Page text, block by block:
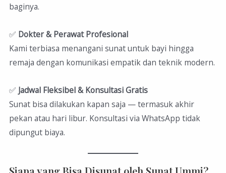
baginya.
✅ Dokter & Perawat Profesional
Kami terbiasa menangani sunat untuk bayi hingga
remaja dengan komunikasi empatik dan teknik modern.
✅ Jadwal Fleksibel & Konsultasi Gratis
Sunat bisa dilakukan kapan saja — termasuk akhir
pekan atau hari libur. Konsultasi via WhatsApp tidak
dipungut biaya.